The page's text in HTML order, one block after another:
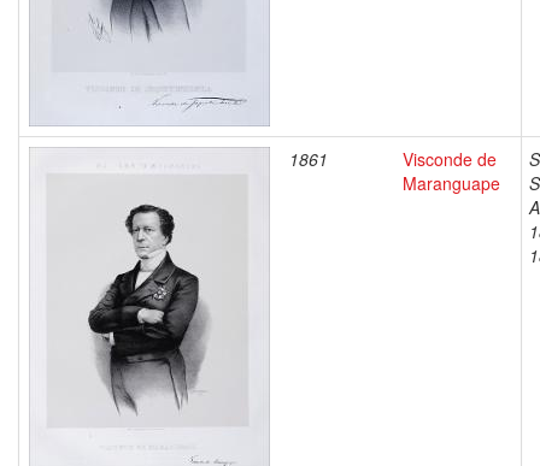
1861
Visconde de
Maranguape